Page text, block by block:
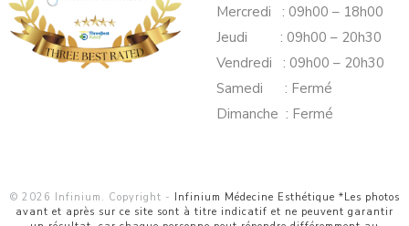
Mercredi : 09h00 – 18h00
Jeudi : 09h00 – 20h30
Vendredi : 09h00 – 20h30
Samedi : Fermé
Dimanche : Fermé
© 2026 Infinium. Copyright - Infinium Médecine Esthétique *Les photos
avant et après sur ce site sont à titre indicatif et ne peuvent garantir